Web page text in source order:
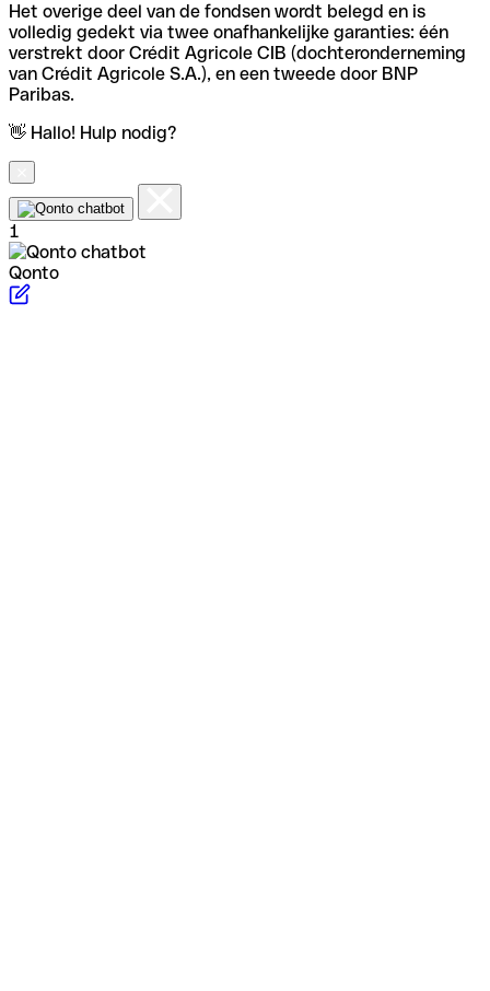
Het overige deel van de fondsen wordt belegd en is
volledig gedekt via twee onafhankelijke garanties: één
verstrekt door Crédit Agricole CIB (dochteronderneming
van Crédit Agricole S.A.), en een tweede door BNP
Paribas.
👋 Hallo! Hulp nodig?
1
Qonto